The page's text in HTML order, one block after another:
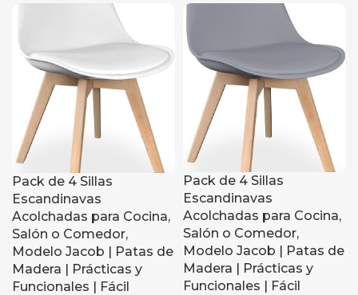
Pack de 4 Sillas
Escandinavas
Acolchadas para Cocina,
Salón o Comedor,
Modelo Jacob | Patas de
Madera | Prácticas y
Funcionales | Fácil
Pack de 4 Sillas
Escandinavas
Acolchadas para Cocina,
Salón o Comedor,
Modelo Jacob | Patas de
Madera | Prácticas y
Funcionales | Fácil